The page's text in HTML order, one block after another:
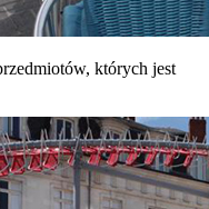
których jest